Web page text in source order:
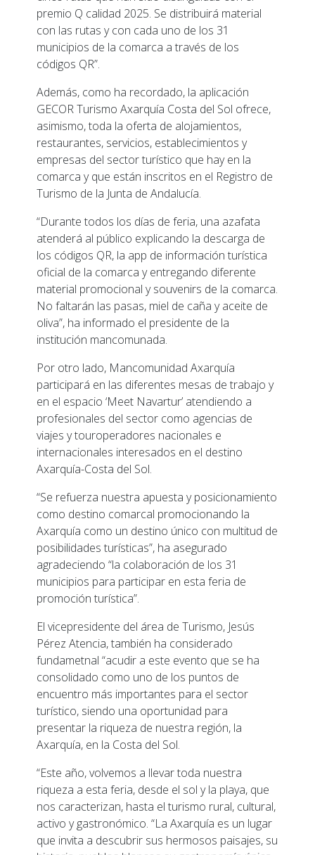
premio Q calidad 2025. Se distribuirá material
con las rutas y con cada uno de los 31
municipios de la comarca a través de los
códigos QR”.
Además, como ha recordado, la aplicación
GECOR Turismo Axarquía Costa del Sol ofrece,
asimismo, toda la oferta de alojamientos,
restaurantes, servicios, establecimientos y
empresas del sector turístico que hay en la
comarca y que están inscritos en el Registro de
Turismo de la Junta de Andalucía.
“Durante todos los días de feria, una azafata
atenderá al público explicando la descarga de
los códigos QR, la app de información turística
oficial de la comarca y entregando diferente
material promocional y souvenirs de la comarca.
No faltarán las pasas, miel de caña y aceite de
oliva”, ha informado el presidente de la
institución mancomunada.
Por otro lado, Mancomunidad Axarquía
participará en las diferentes mesas de trabajo y
en el espacio ‘Meet Navartur’ atendiendo a
profesionales del sector como agencias de
viajes y touroperadores nacionales e
internacionales interesados en el destino
Axarquía-Costa del Sol.
“Se refuerza nuestra apuesta y posicionamiento
como destino comarcal promocionando la
Axarquía como un destino único con multitud de
posibilidades turísticas”, ha asegurado
agradeciendo “la colaboración de los 31
municipios para participar en esta feria de
promoción turística”.
El vicepresidente del área de Turismo, Jesús
Pérez Atencia, también ha considerado
fundametnal “acudir a este evento que se ha
consolidado como uno de los puntos de
encuentro más importantes para el sector
turístico, siendo una oportunidad para
presentar la riqueza de nuestra región, la
Axarquía, en la Costa del Sol.
“Este año, volvemos a llevar toda nuestra
riqueza a esta feria, desde el sol y la playa, que
nos caracterizan, hasta el turismo rural, cultural,
activo y gastronómico. “La Axarquía es un lugar
que invita a descubrir sus hermosos paisajes, su